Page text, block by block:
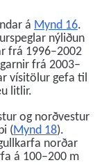
á Mynd 16.
nýliðun
frá 1996–2002
frá 2003–
vísitölur gefa til
litlir.
og norðvestur
(Mynd 18).
norðar
á 100–200 m